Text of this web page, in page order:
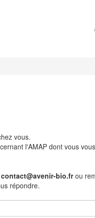
vous.
l'AMAP dont vous
contact@avenir-bio.frou
répondre.